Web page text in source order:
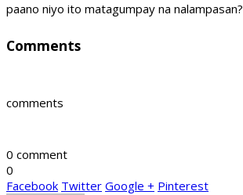
paano niyo ito matagumpay na nalampasan?
Comments
comments
0 comment
0
Facebook Twitter Google + Pinterest